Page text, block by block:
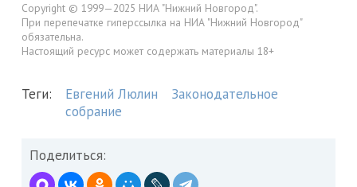
Copyright © 1999—2025 НИА "Нижний Новгород".
При перепечатке гиперссылка на НИА "Нижний Новгород"
обязательна.
Настоящий ресурс может содержать материалы 18+
Теги: Евгений Люлин
Законодательное
собрание
Поделиться: